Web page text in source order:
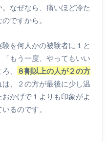
なぜなら、痛いほど冷た
ですから。
を何人かの被験者に１と
もう一度、やってもいい
、
８割以上の人が２の方
、２の方が最後に少し温
かげで１よりも印象がよ
るのです。